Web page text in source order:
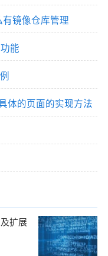
镜像仓库管理
能
体的页面的实现方法
扩展